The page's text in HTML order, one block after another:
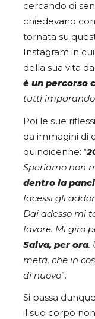
cercando di
chiedevano
tornata su
Instagram in
della sua vita
è un percorso
tutti imparando
Poi le sue
da immagini di
quindicenne: “
Speriamo non
dentro la
facessi gli
Dai adesso mi
favore. Mi giro
Salva, per ora.
metà, che in
di nuovo”.
Si passa
il suo corpo